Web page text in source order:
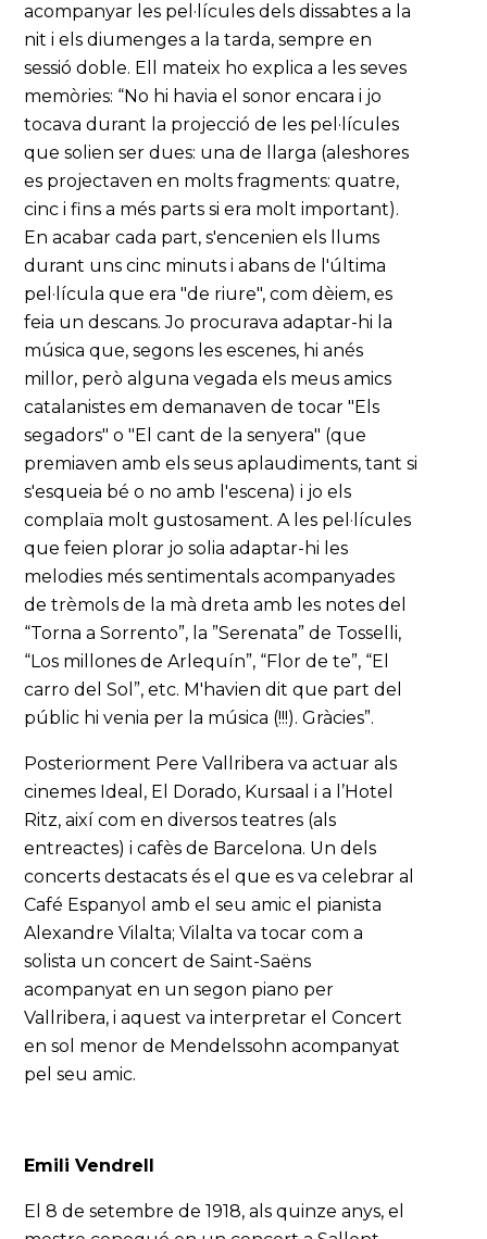
acompanyar les pel·lícules dels dissabtes a la
nit i els diumenges a la tarda, sempre en
sessió doble. Ell mateix ho explica a les seves
memòries: “No hi havia el sonor encara i jo
tocava durant la projecció de les pel·lícules
que solien ser dues: una de llarga (aleshores
es projectaven en molts fragments: quatre,
cinc i fins a més parts si era molt important).
En acabar cada part, s'encenien els llums
durant uns cinc minuts i abans de l'última
pel·lícula que era "de riure", com dèiem, es
feia un descans. Jo procurava adaptar-hi la
música que, segons les escenes, hi anés
millor, però alguna vegada els meus amics
catalanistes em demanaven de tocar "Els
segadors" o "El cant de la senyera" (que
premiaven amb els seus aplaudiments, tant si
s'esqueia bé o no amb l'escena) i jo els
complaïa molt gustosament. A les pel·lícules
que feien plorar jo solia adaptar-hi les
melodies més sentimentals acompanyades
de trèmols de la mà dreta amb les notes del
“Torna a Sorrento”, la ”Serenata” de Tosselli,
“Los millones de Arlequín”, “Flor de te”, “El
carro del Sol”, etc. M'havien dit que part del
públic hi venia per la música (!!!). Gràcies”.
Posteriorment Pere Vallribera va actuar als
cinemes Ideal, El Dorado, Kursaal i a l’Hotel
Ritz, així com en diversos teatres (als
entreactes) i cafès de Barcelona. Un dels
concerts destacats és el que es va celebrar al
Café Espanyol amb el seu amic el pianista
Alexandre Vilalta; Vilalta va tocar com a
solista un concert de Saint-Saëns
acompanyat en un segon piano per
Vallribera, i aquest va interpretar el Concert
en sol menor de Mendelssohn acompanyat
pel seu amic.
Emili Vendrell
El 8 de setembre de 1918, als quinze anys, el